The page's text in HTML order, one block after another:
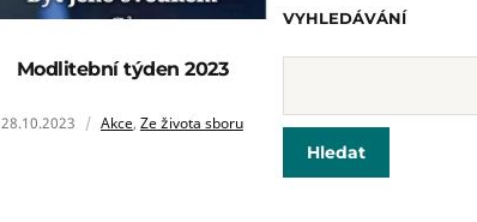
Modlitební týden 2023
28.10.2023 Akce, Ze života sboru
VYHLEDÁVÁNÍ